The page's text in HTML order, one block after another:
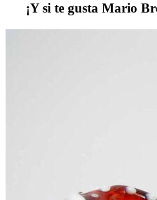
¡Y si te gusta Mario